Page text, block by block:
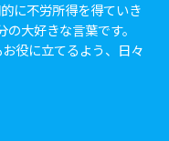
に不労所得を得ていき
大好きな言葉です。
役に立てるよう、日々